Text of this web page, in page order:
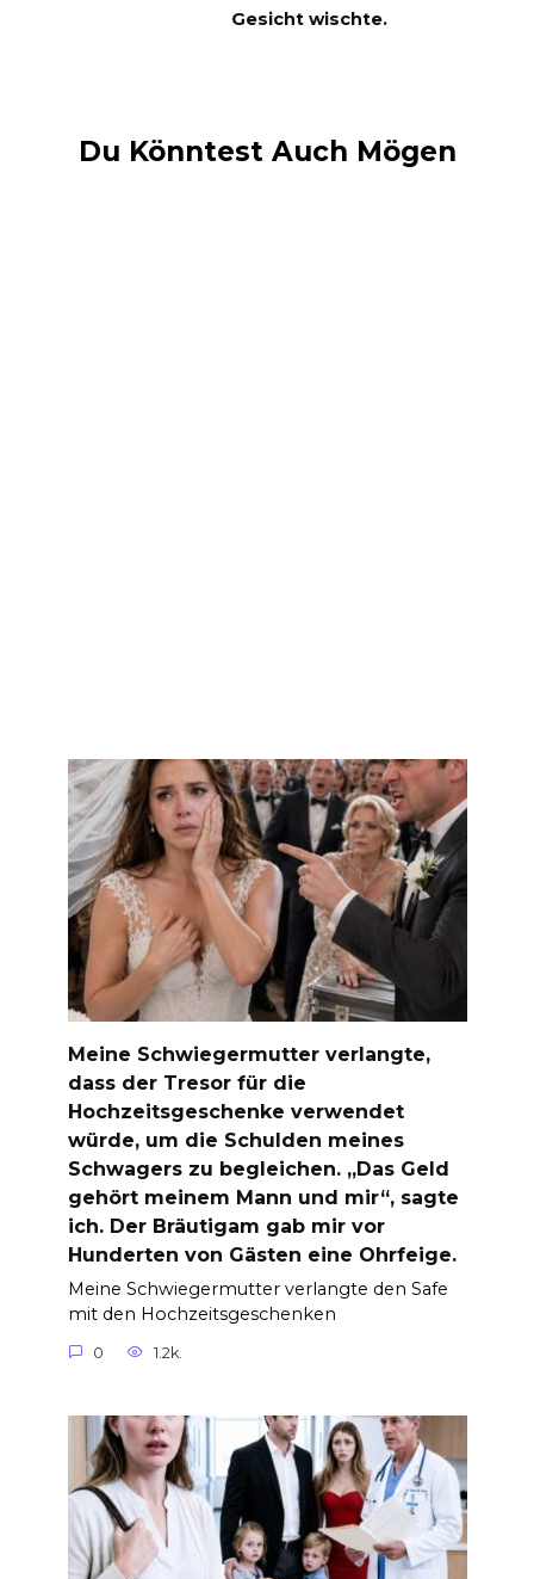
Gesicht wischte.
Du Könntest Auch Mögen
Meine Schwiegermutter verlangte,
dass der Tresor für die
Hochzeitsgeschenke verwendet
würde, um die Schulden meines
Schwagers zu begleichen. „Das Geld
gehört meinem Mann und mir“, sagte
ich. Der Bräutigam gab mir vor
Hunderten von Gästen eine Ohrfeige.
Meine Schwiegermutter verlangte den Safe
mit den Hochzeitsgeschenken
0 1.2k.